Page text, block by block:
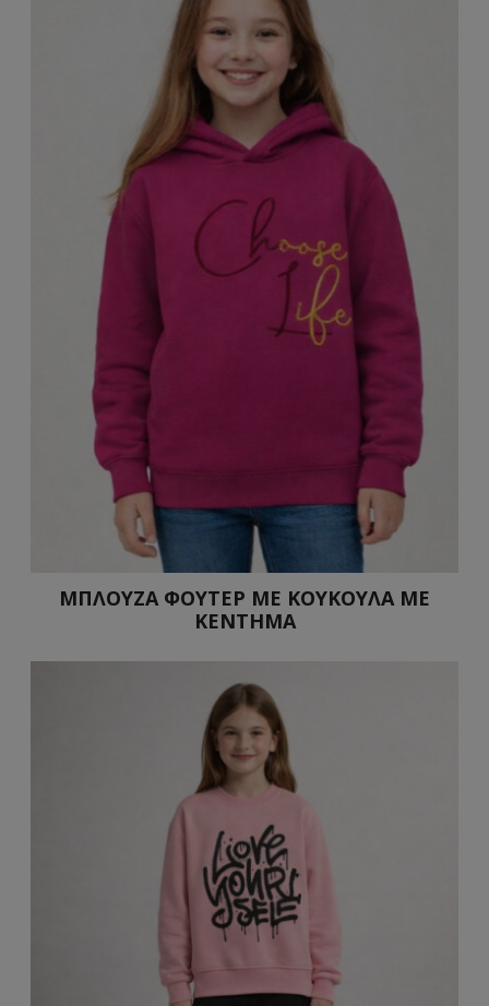
ΜΠΛΟΥΖΑ ΦΟΥΤΕΡ ΜΕ ΚΟΥΚΟΥΛΑ ΜΕ
ΚΕΝΤΗΜΑ